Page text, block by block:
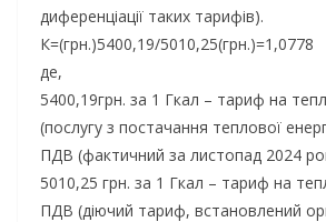
диференціації таких тарифів).
К=(грн.)5400,19/5010,25(грн.)=1,0778
де,
5400,19грн. за 1 Гкал – тариф на
(послугу з постачання теплової
ПДВ (фактичний за листопад 2024
5010,25 грн. за 1 Гкал – тариф на
ПДВ (діючий тариф, встановлений